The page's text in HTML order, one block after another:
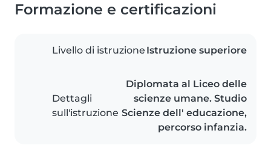
Formazione e certificazioni
Livello di istruzione Istruzione superiore
Dettagli
sull'istruzione
Diplomata al Liceo delle
scienze umane. Studio
Scienze dell' educazione,
percorso infanzia.